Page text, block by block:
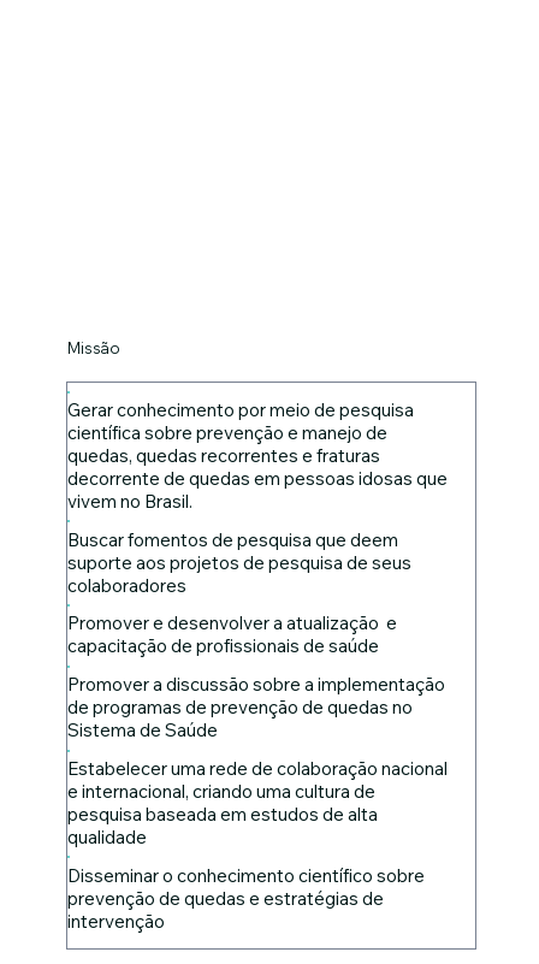
Missão
Gerar conhecimento por meio de pesquisa
científica sobre prevenção e manejo de
quedas, quedas recorrentes e fraturas
decorrente de quedas em pessoas idosas que
vivem no Brasil.
Buscar fomentos de pesquisa que deem
suporte aos projetos de pesquisa de seus
colaboradores
Promover e desenvolver a atualização e
capacitação de profissionais de saúde
Promover a discussão sobre a implementação
de programas de prevenção de quedas no
Sistema de Saúde
Estabelecer uma rede de colaboração nacional
e internacional, criando uma cultura de
pesquisa baseada em estudos de alta
qualidade
Disseminar o conhecimento científico sobre
prevenção de quedas e estratégias de
intervenção